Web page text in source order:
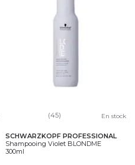
(45) En stock
SCHWARZKOPF PROFESSIONAL
Shampooing Violet BLONDME
300ml